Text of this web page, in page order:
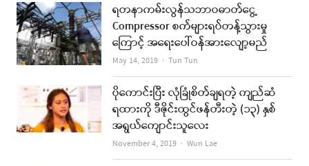
ရတနာကမ်းလွန်သဘာဝဓာတ်ငွေ့
Compressor စက်များရပ်တန့်သွားမှု
ကြောင့် အရေးပေါ်ဝန်အားလျော့မည်
May 14, 2019 Author
Tun Tun
ပိုကောင်းပြီး လုံခြုံစိတ်ချရတဲ့ ကျည်ဆံ
ရထားကို ဒီဇိုင်းထွင်ဖန်တီးတဲ့ (၁၃) နှစ်
အရွယ်ကျောင်းသူလေး
November 4, 2019 Author
Wun Lae